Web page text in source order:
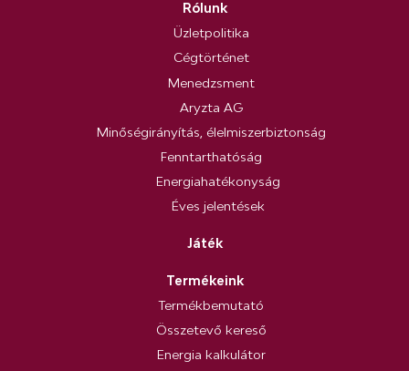
Rólunk
Üzletpolitika
Cégtörténet
Menedzsment
Aryzta AG
Minőségirányítás, élelmiszerbiztonság
Fenntarthatóság
Energiahatékonyság
Éves jelentések
Játék
Termékeink
Termékbemutató
Összetevő kereső
Energia kalkulátor